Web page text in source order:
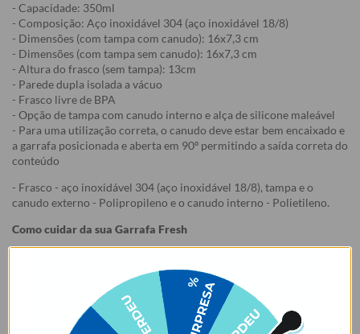
- Capacidade: 350ml
- Composição: Aço inoxidável 304 (aço inoxidável 18/8)
- Dimensões (com tampa com canudo): 16x7,3 cm
- Dimensões (com tampa sem canudo): 16x7,3 cm
- Altura do frasco (sem tampa): 13cm
- Parede dupla isolada a vácuo
- Frasco livre de BPA
- Opção de tampa com canudo interno e alça de silicone maleável
- Para uma utilização correta, o canudo deve estar bem encaixado e
a garrafa posicionada e aberta em 90º permitindo a saída correta do
conteúdo
- Frasco - aço inoxidável 304 (aço inoxidável 18/8), tampa e o
canudo externo - Polipropileno e o canudo interno - Polietileno.
Como cuidar da sua Garrafa Fresh
2. Não colocar o produto na geladeira ou no congelador, isso pode
danificá-lo. Recomenda-se pré-aquecer ou pré-resfriar a garrafa
com água antes de colocar o conteúdo, para mais tempo de